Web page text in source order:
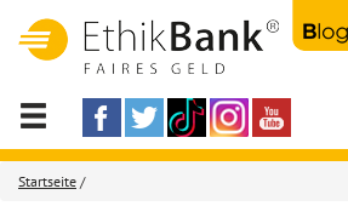
Startseite /